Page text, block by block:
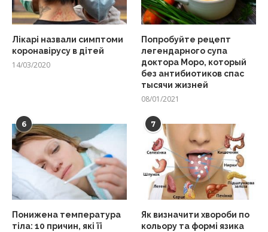
Лікарі назвали симптоми
коронавірусу в дітей
14/03/2020
Попробуйте рецепт
легендарного супа
доктора Моро, который
без антибиотиков спас
тысячи жизней
08/01/2021
6
Понижена температура
тіла: 10 причин, які її
7
Як визначити хвороби по
кольору та формі язика